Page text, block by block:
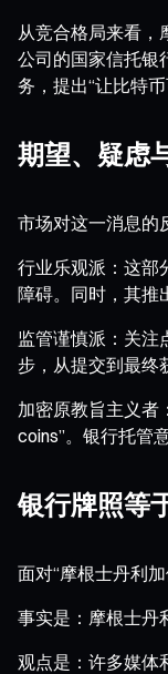
从竞合格局来看，
公司的国家信托银
务，提出“让比特
期望、疑虑
市场对这一消息的
行业乐观派：这部
障碍。同时，其推
监管谨慎派：关注
步，从提交到最终
加密原教旨主义者
coins”。银行托管
银行牌照等
面对“摩根士丹利
事实是：摩根士丹
观点是：许多媒体